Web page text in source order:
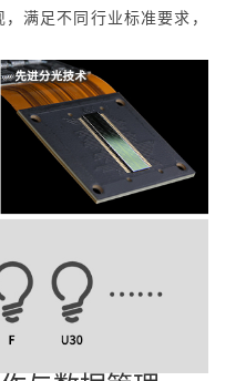
满足不同行业标准要求，